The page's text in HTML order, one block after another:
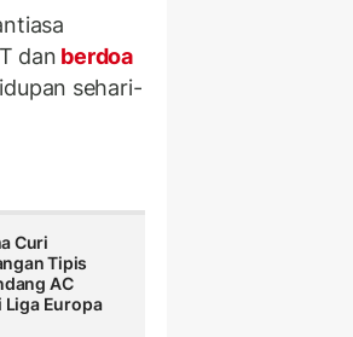
dan berdoa
sehari-
Curi
Tipis
AC
Liga Europa